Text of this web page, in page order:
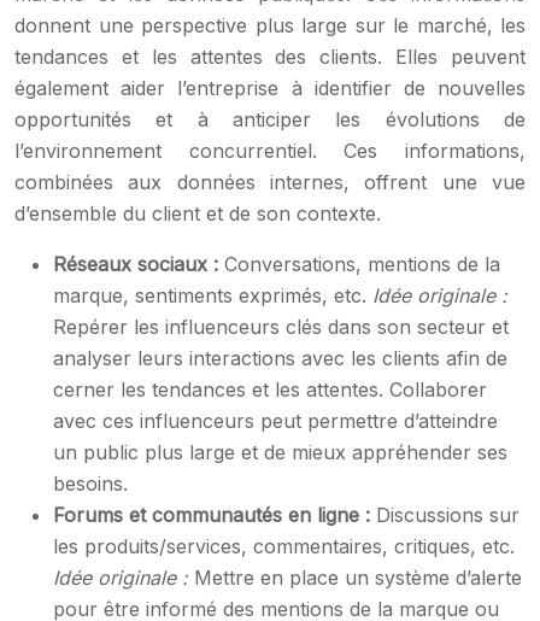
donnent une perspective plus large sur le marché, les
tendances et les attentes des clients. Elles peuvent
également aider l’entreprise à identifier de nouvelles
opportunités et à anticiper les évolutions de
l’environnement concurrentiel. Ces informations,
combinées aux données internes, offrent une vue
d’ensemble du client et de son contexte.
Réseaux sociaux : Conversations, mentions de la
marque, sentiments exprimés, etc. Idée originale :
Repérer les influenceurs clés dans son secteur et
analyser leurs interactions avec les clients afin de
cerner les tendances et les attentes. Collaborer
avec ces influenceurs peut permettre d’atteindre
un public plus large et de mieux appréhender ses
besoins.
Forums et communautés en ligne : Discussions sur
les produits/services, commentaires, critiques, etc.
Idée originale : Mettre en place un système d’alerte
pour être informé des mentions de la marque ou